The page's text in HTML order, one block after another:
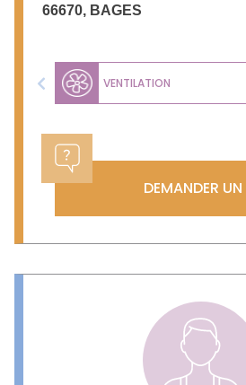
66670, BAGES
VENTILATION
Previous
DEMANDER